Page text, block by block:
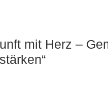
mit Herz –